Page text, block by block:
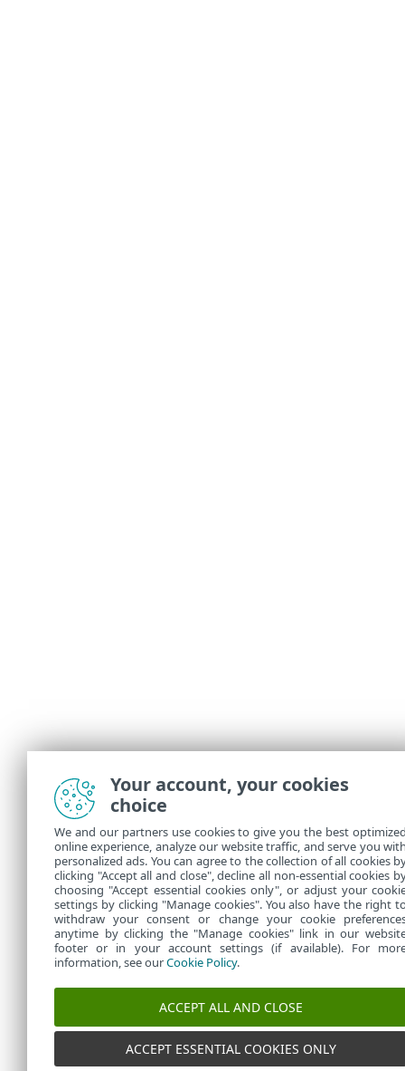
Your account, your cookies
choice
We and our partners use cookies to give you the best
online experience, analyze our website traffic, and serve you
personalized ads. You can agree to the collection of all cookies
clicking "Accept all and close", decline all non-essential cookies
choosing "Accept essential cookies only", or adjust your
settings by clicking "Manage cookies". You also have the right
withdraw your consent or change your cookie
anytime by clicking the "Manage cookies" link in our
footer or in your account settings (if available). For
information, see ourCookie Policy.
ACCEPT ALL AND CLOSE
ACCEPT ESSENTIAL COOKIES ONLY